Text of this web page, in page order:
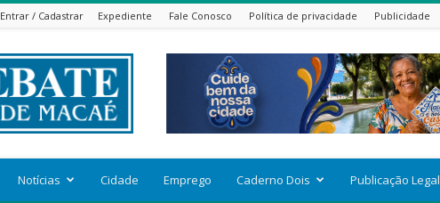
Entrar / Cadastrar Expediente Fale Conosco Política de privacidade Publicidade
Notícias Cidade Emprego Caderno Dois Publicação Legal